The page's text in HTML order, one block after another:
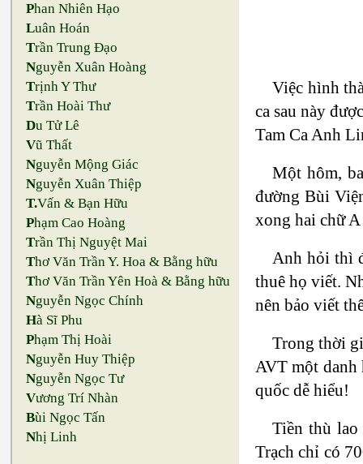
Phan Nhiên Hạo
Luân Hoán
Trần Trung Đạo
Nguyễn Xuân Hoàng
Trịnh Y Thư
Trần Hoài Thư
Du Tử Lê
Vũ Thất
Nguyễn Mộng Giác
Nguyễn Xuân Thiệp
T.Vấn & Bạn Hữu
Phạm Cao Hoàng
Trần Thị Nguyệt Mai
Thơ Văn Trần Y. Hoa & Bằng hữu
Thơ Văn Trần Yên Hoà & Bằng hữu
Nguyễn Ngọc Chính
Hà Sĩ Phu
Phạm Thị Hoài
Nguyễn Huy Thiệp
Nguyễn Ngọc Tư
Vương Trí Nhàn
Bùi Ngọc Tấn
Nhị Linh
Việc hình
ca sau này
Tam Ca Anh
Một hôm,
đường Bùi
xong hai chữ
Anh hỏi thì
thuê họ viết.
nên bảo viết
Trong thời
AVT một
quốc dễ hiểu!
Tiền thù
Trạch chỉ có